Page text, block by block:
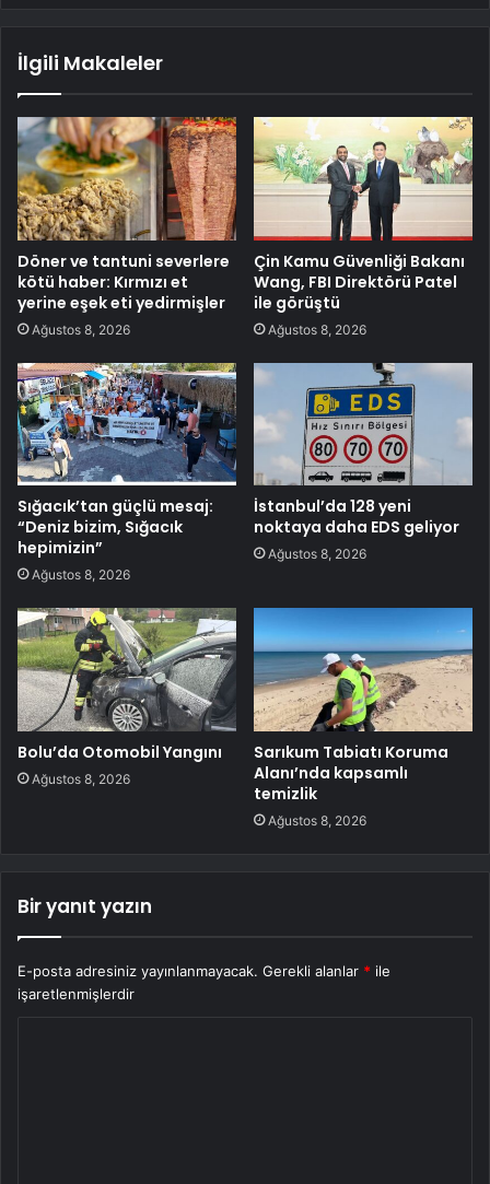
İlgili Makaleler
Döner ve tantuni severlere
kötü haber: Kırmızı et
yerine eşek eti yedirmişler
Ağustos 8, 2026
Çin Kamu Güvenliği Bakanı
Wang, FBI Direktörü Patel
ile görüştü
Ağustos 8, 2026
Sığacık’tan güçlü mesaj:
“Deniz bizim, Sığacık
hepimizin”
Ağustos 8, 2026
İstanbul’da 128 yeni
noktaya daha EDS geliyor
Ağustos 8, 2026
Bolu’da Otomobil Yangını
Ağustos 8, 2026
Sarıkum Tabiatı Koruma
Alanı’nda kapsamlı
temizlik
Ağustos 8, 2026
Bir yanıt yazın
E-posta adresiniz yayınlanmayacak. Gerekli alanlar * ile
işaretlenmişlerdir